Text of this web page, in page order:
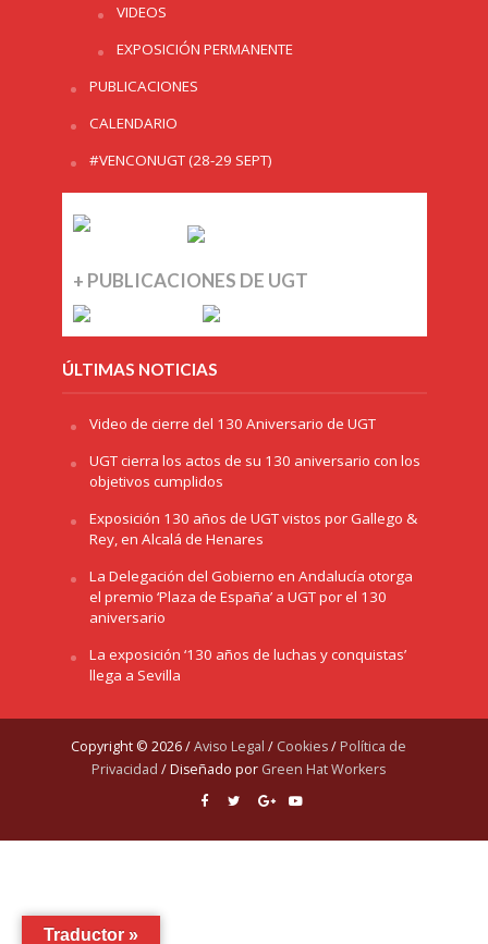
VIDEOS
EXPOSICIÓN PERMANENTE
PUBLICACIONES
CALENDARIO
#VENCONUGT (28-29 SEPT)
+ PUBLICACIONES DE UGT
ÚLTIMAS NOTICIAS
Video de cierre del 130 Aniversario de UGT
UGT cierra los actos de su 130 aniversario con los
objetivos cumplidos
Exposición 130 años de UGT vistos por Gallego &
Rey, en Alcalá de Henares
La Delegación del Gobierno en Andalucía otorga
el premio ‘Plaza de España’ a UGT por el 130
aniversario
La exposición ‘130 años de luchas y conquistas’
llega a Sevilla
Copyright © 2026 /Aviso Legal / Cookies/ Política de
Privacidad / Diseñado por Green Hat Workers
Traductor »